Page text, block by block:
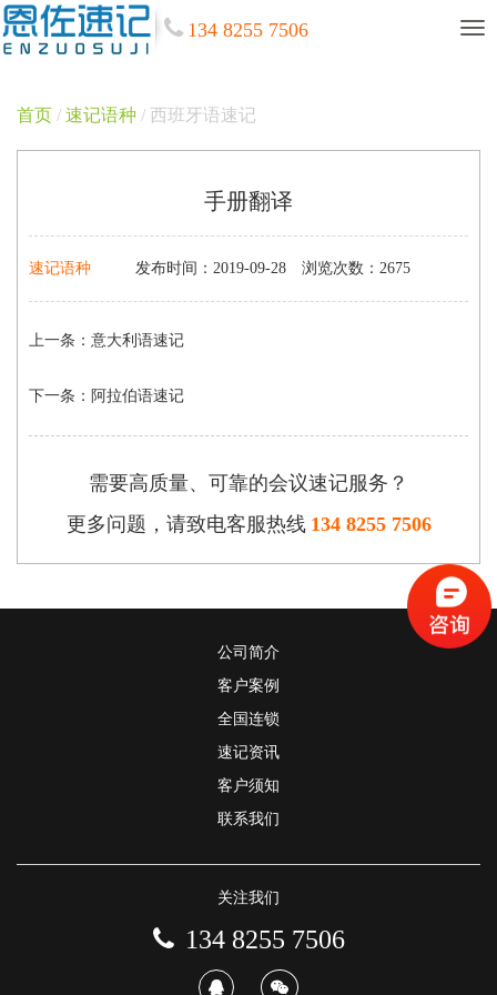
134 8255 7506
首页 / 速记语种 / 西班牙语速记
手册翻译
速记语种 发布时间：2019-09-28 浏览次数：2675
上一条： 意大利语速记
下一条： 阿拉伯语速记
需要高质量、可靠的会议速记服务？
更多问题，请致电客服热线 134 8255 7506
公司简介
客户案例
全国连锁
速记资讯
客户须知
联系我们
关注我们
134 8255 7506